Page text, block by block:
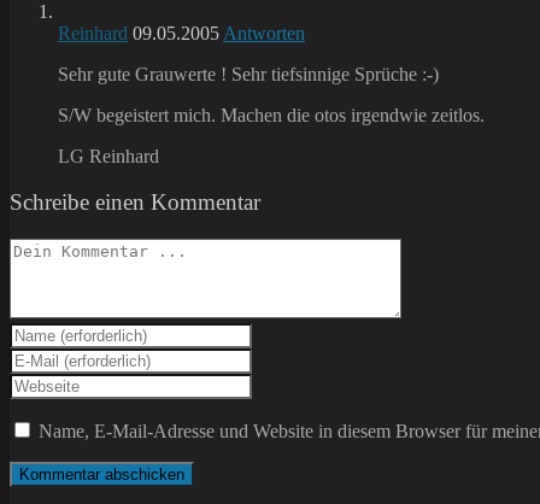
Reinhard 09.05.2005 Antworten
Sehr gute Grauwerte ! Sehr tiefsinnige Sprüche :-)
S/W begeistert mich. Machen die otos irgendwie zeitlos.
LG Reinhard
Schreibe einen Kommentar
Kommentieren
Gib
deinen
Namen
oder
Benutzernamen
zum
Kommentieren
ein
Gib
deine
E-
Mail-
Adresse
zum
Kommentieren
Gib
deine
Website-
ein
(optional)
Name, E-Mail-Adresse und Website in diesem Browser für